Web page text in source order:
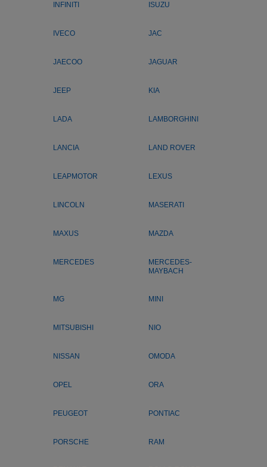
INFINITI ISUZU
IVECO JAC
JAECOO JAGUAR
JEEP KIA
LADA LAMBORGHINI
LANCIA LAND ROVER
LEAPMOTOR LEXUS
LINCOLN MASERATI
MAXUS MAZDA
MERCEDES
MERCEDES-
MAYBACH
MG MINI
MITSUBISHI NIO
NISSAN OMODA
OPEL ORA
PEUGEOT PONTIAC
PORSCHE RAM